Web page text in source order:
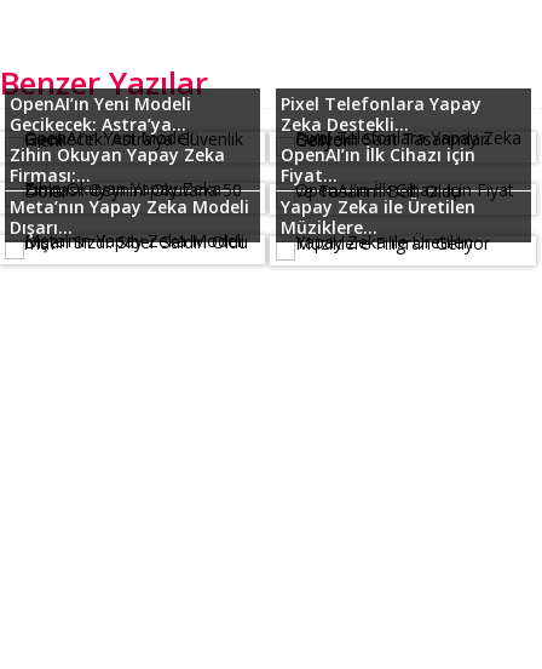
Benzer Yazılar
OpenAI’ın Yeni Modeli
Gecikecek: Astra’ya...
Pixel Telefonlara Yapay
Zeka Destekli...
Zihin Okuyan Yapay Zeka
Firması:...
OpenAI’ın İlk Cihazı için
Fiyat...
Meta’nın Yapay Zeka Modeli
Dışarı...
Yapay Zeka ile Üretilen
Müziklere...